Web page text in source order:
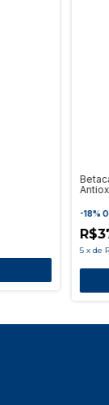
-18%
5 xde